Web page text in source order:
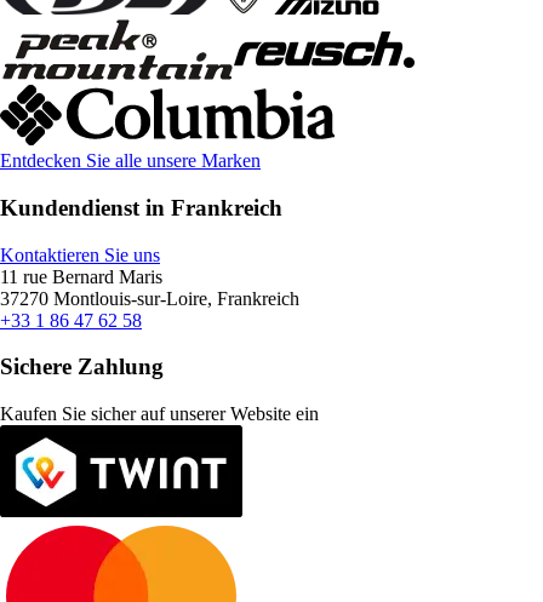
Entdecken Sie alle unsere Marken
Kundendienst in Frankreich
Kontaktieren Sie uns
11 rue Bernard Maris
37270 Montlouis-sur-Loire, Frankreich
+33 1 86 47 62 58
Sichere Zahlung
Kaufen Sie sicher auf unserer Website ein